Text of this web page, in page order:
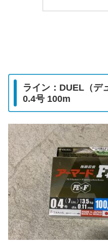
ライン：DUEL（デ
0.4号 100m